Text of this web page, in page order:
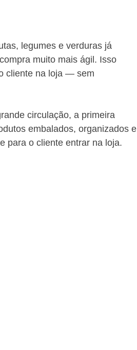
legumes e verduras já
muito mais ágil. Isso
cliente na loja — sem
circulação, a primeira
embalados, organizados e
para o cliente entrar na loja.